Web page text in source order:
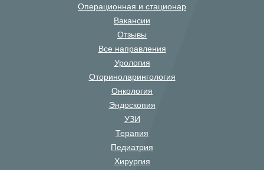
Операционная и стационар
Вакансии
Отзывы
Все направления
Урология
Оториноларингология
Онкология
Эндоскопия
УЗИ
Терапия
Педиатрия
Хирургия